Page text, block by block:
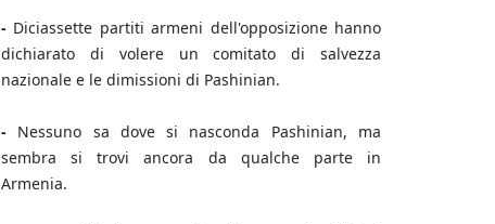
- Diciassette partiti armeni dell'opposizione hanno
dichiarato di volere un comitato di salvezza
nazionale e le dimissioni di Pashinian.
- Nessuno sa dove si nasconda Pashinian, ma
sembra si trovi ancora da qualche parte in
Armenia.